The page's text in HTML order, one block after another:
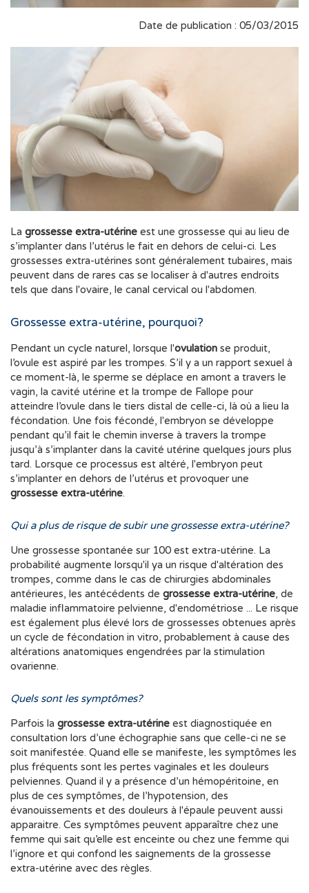
Date de publication : 05/03/2015
La grossesse extra-utérine est une grossesse qui au lieu de
s’implanter dans l’utérus le fait en dehors de celui-ci. Les
grossesses extra-utérines sont généralement tubaires, mais
peuvent dans de rares cas se localiser à d'autres endroits
tels que dans l'ovaire, le canal cervical ou l'abdomen.
Grossesse extra-utérine, pourquoi?
Pendant un cycle naturel, lorsque l'ovulation se produit,
l’ovule est aspiré par les trompes. S’il y a un rapport sexuel à
ce moment-là, le sperme se déplace en amont a travers le
vagin, la cavité utérine et la trompe de Fallope pour
atteindre l’ovule dans le tiers distal de celle-ci, là où a lieu la
fécondation. Une fois fécondé, l'embryon se développe
pendant qu’il fait le chemin inverse à travers la trompe
jusqu’à s’implanter dans la cavité utérine quelques jours plus
tard. Lorsque ce processus est altéré, l'embryon peut
s’implanter en dehors de l’utérus et provoquer une
grossesse extra-utérine.
Qui a plus de risque de subir une grossesse extra-utérine?
Une grossesse spontanée sur 100 est extra-utérine. La
probabilité augmente lorsqu'il ya un risque d'altération des
trompes, comme dans le cas de chirurgies abdominales
antérieures, les antécédents de grossesse extra-utérine, de
maladie inflammatoire pelvienne, d'endométriose ... Le risque
est également plus élevé lors de grossesses obtenues après
un cycle de fécondation in vitro, probablement à cause des
altérations anatomiques engendrées par la stimulation
ovarienne.
Quels sont les symptômes?
Parfois la grossesse extra-utérine est diagnostiquée en
consultation lors d’une échographie sans que celle-ci ne se
soit manifestée. Quand elle se manifeste, les symptômes les
plus fréquents sont les pertes vaginales et les douleurs
pelviennes. Quand il y a présence d’un hémopéritoine, en
plus de ces symptômes, de l’hypotension, des
évanouissements et des douleurs à l'épaule peuvent aussi
apparaitre. Ces symptômes peuvent apparaître chez une
femme qui sait qu’elle est enceinte ou chez une femme qui
l’ignore et qui confond les saignements de la grossesse
extra-utérine avec des règles.